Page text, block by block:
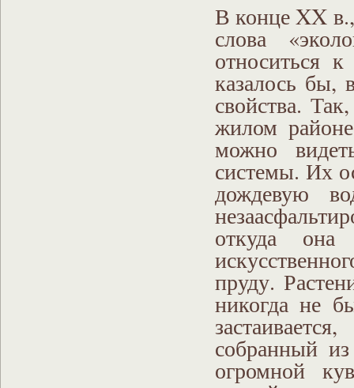
В конце XX
слова
относиться
казалось бы,
свойства.
жилом
можно
системы. Их
дождевую
откуда она
пруду.
никогда не
собранный
огромной